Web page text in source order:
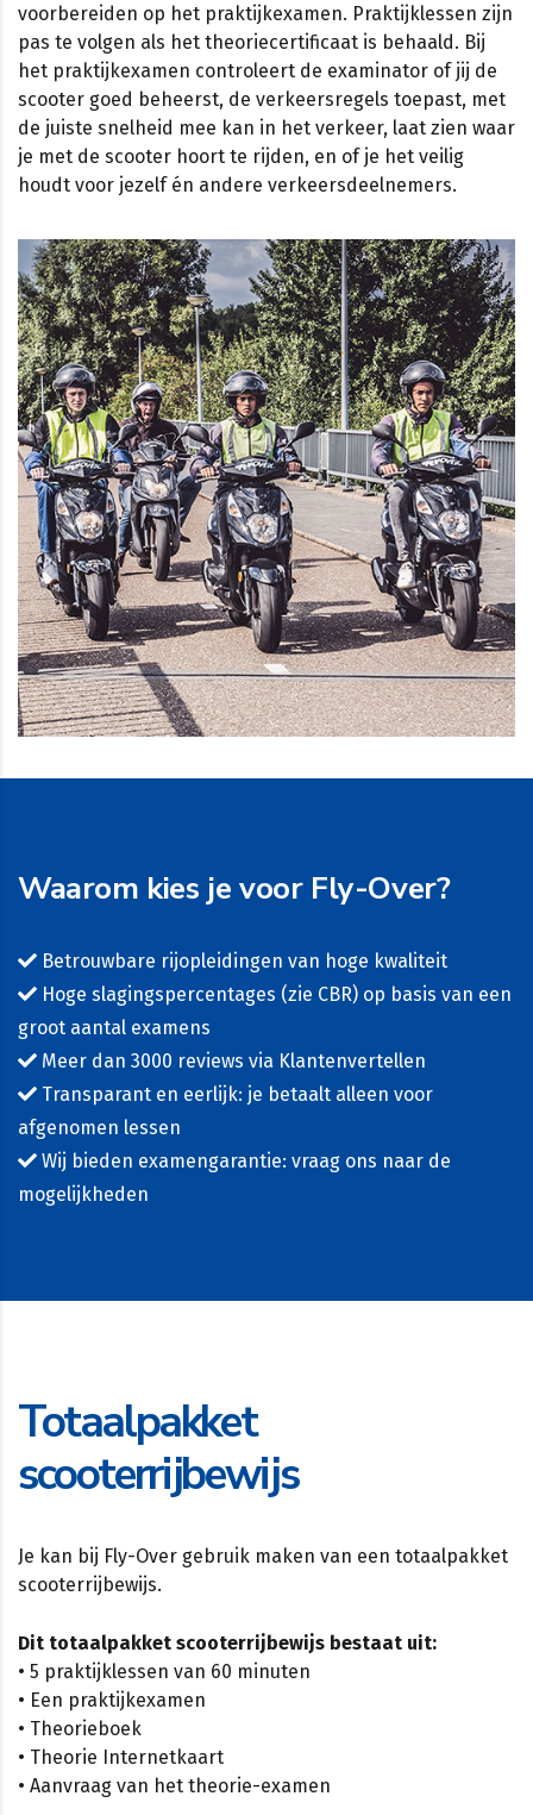
voorbereiden op het praktijkexamen. Praktijklessen zijn
pas te volgen als het theoriecertificaat is behaald. Bij
het praktijkexamen controleert de examinator of jij de
scooter goed beheerst, de verkeersregels toepast, met
de juiste snelheid mee kan in het verkeer, laat zien waar
je met de scooter hoort te rijden, en of je het veilig
houdt voor jezelf én andere verkeersdeelnemers.
Waarom kies je voor Fly-Over?
Betrouwbare rijopleidingen van hoge kwaliteit
Hoge slagingspercentages (zie CBR) op basis van een
groot aantal examens
Meer dan 3000 reviews via Klantenvertellen
Transparant en eerlijk: je betaalt alleen voor
afgenomen lessen
Wij bieden examengarantie: vraag ons naar de
mogelijkheden
Totaalpakket
scooterrijbewijs
Je kan bij Fly-Over gebruik maken van een totaalpakket
scooterrijbewijs.
Dit totaalpakket scooterrijbewijs bestaat uit:
• 5 praktijklessen van 60 minuten
• Een praktijkexamen
• Theorieboek
• Theorie Internetkaart
• Aanvraag van het theorie-examen